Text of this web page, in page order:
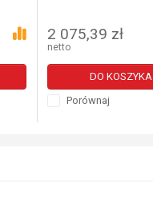
2 075,39 zł
netto
DO KOSZYKA
Porównaj